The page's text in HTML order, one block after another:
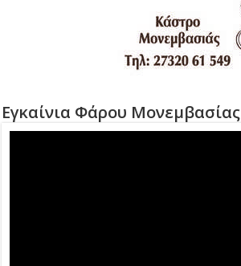
Εγκαίνια Φάρου Μονεμβασίας